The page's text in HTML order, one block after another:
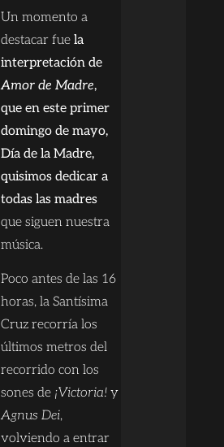
Un momento a
destacar fuela
interpretación de
Amor de Madre,
que en este primer
domingo de mayo,
Día de la Madre,
quisimos dedicar a
todas las madres
que siguen nuestra
música.
Poco antes de las 16
horas, la Santísima
Cruz recorría los
últimos metros del
recorrido con los
sones de ¡Victoria! y
Agnus Dei,
volviendo a entrar